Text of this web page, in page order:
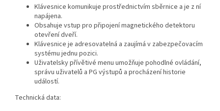
Klávesnice komunikuje prostřednictvím sběrnice a je z ní
napájena.
Obsahuje vstup pro připojení magnetického detektoru
otevření dveří.
Klávesnice je adresovatelná a zaujímá v zabezpečovacím
systému jednu pozici.
Uživatelsky přívětivé menu umožňuje pohodlné ovládání,
správu uživatelů a PG výstupů a procházení historie
událostí.
Technická data: